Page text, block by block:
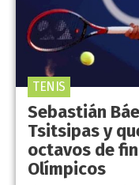
Sebastián
Tsitsipas y
octavos de
Olímpicos
TENIS